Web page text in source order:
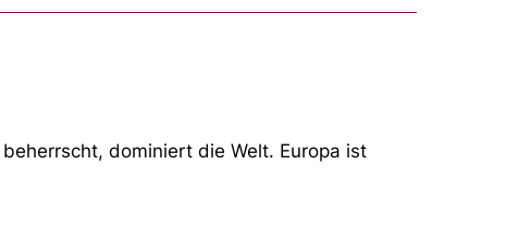
dominiert die Welt. Europa ist